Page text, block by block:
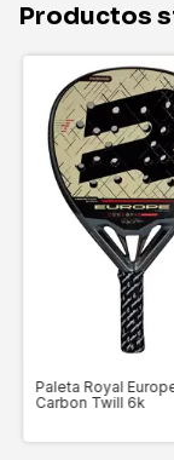
Productos
Paleta Royal
Carbon Twill 6k